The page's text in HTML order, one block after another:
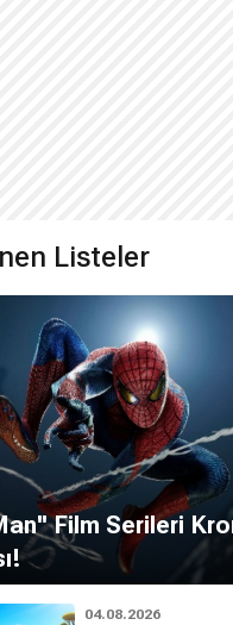
Listeler
Film Serileri
04.08.2026